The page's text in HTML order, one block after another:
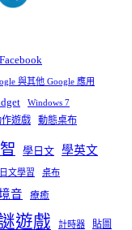
Facebook
與其他 Google 應用
Windows 7
遊戲 動態桌布
學日文 學英文
日文學習 桌布
音 療癒
遊戲 計時器 貼圖